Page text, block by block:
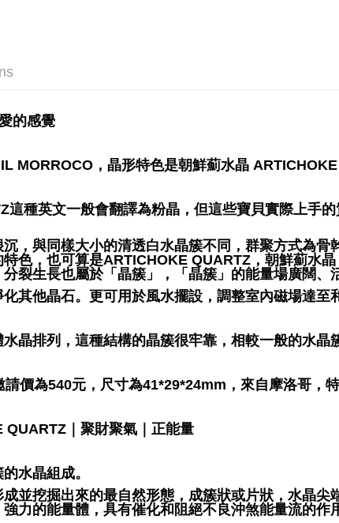
Free shipping
的感覺
MORROCO，晶形特色是朝鮮薊水晶
這種英文一般會翻譯為粉晶，但這些寶貝實際上手
，與同樣大小的清透白水晶簇不同，群聚方式為骨
色，也可算是ARTICHOKE QUARTZ，朝鮮薊水
裂生長也屬於「晶簇」，「晶簇」的能量場廣闊、
其他晶石。更可用於風水擺設，調整室內磁場達至
晶排列，這種結構的晶簇很牢靠，相較一般的水晶
價為540元，尺寸為41*29*24mm，來自摩洛哥，特
QUARTZ｜聚財聚氣｜正能量
水晶組成。
並挖掘出來的最自然形態，成簇狀或片狀，水晶尖
力的能量體，具有催化和阻絕不良沖煞能量流的作